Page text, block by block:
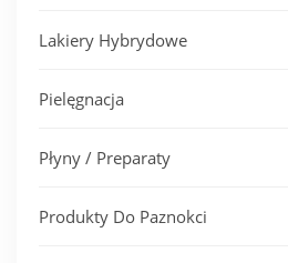
Lakiery Hybrydowe
Pielęgnacja
Płyny / Preparaty
Produkty Do Paznokci